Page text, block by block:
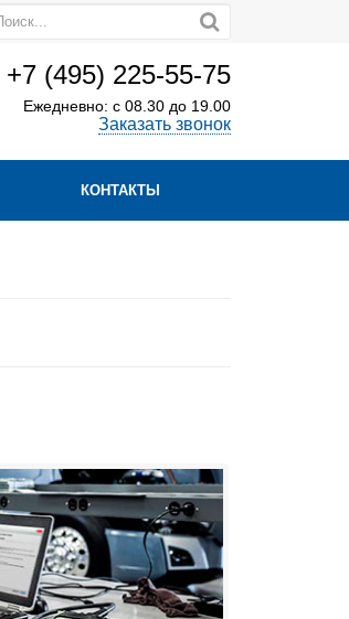
+7 (495) 225-55-75
Ежедневно: с 08.30 до 19.00
Заказать звонок
КОНТАКТЫ